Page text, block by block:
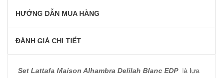
HƯỚNG DẪN MUA HÀNG
ĐÁNH GIÁ CHI TIẾT
Set Lattafa Maison Alhambra Delilah Blanc EDPlà lựa